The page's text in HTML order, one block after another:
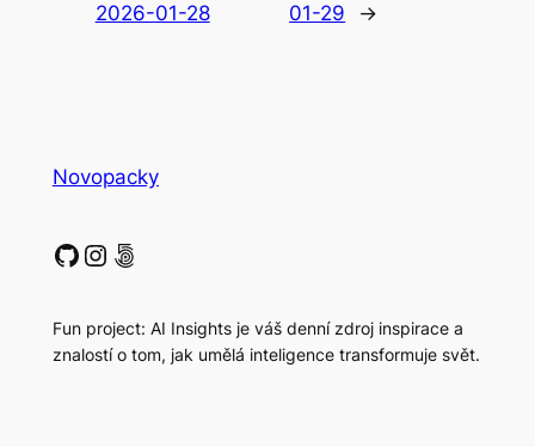
2026-01-28
01-29
→
Novopacky
GitHub Instagram 500px
Fun project: AI Insights je váš denní zdroj inspirace a
znalostí o tom, jak umělá inteligence transformuje svět.